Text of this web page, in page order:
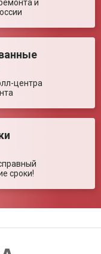
и
центра
сроки!